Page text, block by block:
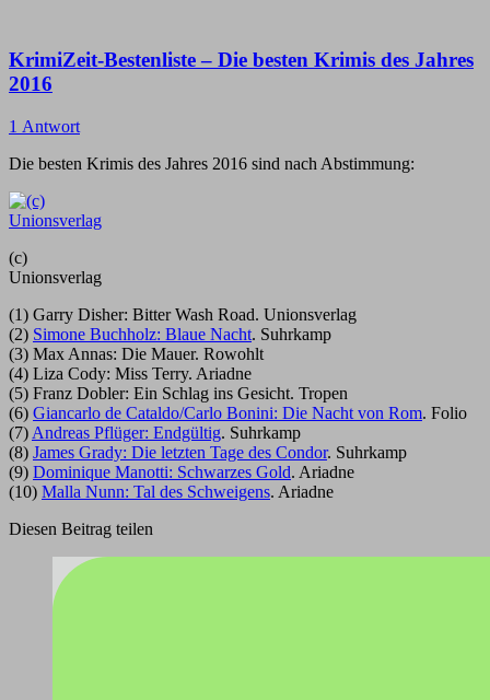
KrimiZeit-Bestenliste – Die besten Krimis des Jahres
2016
1 Antwort
Die besten Krimis des Jahres 2016 sind nach Abstimmung:
(c)
Unionsverlag
(1) Garry Disher: Bitter Wash Road. Unionsverlag
(2) Simone Buchholz: Blaue Nacht. Suhrkamp
(3) Max Annas: Die Mauer. Rowohlt
(4) Liza Cody: Miss Terry. Ariadne
(5) Franz Dobler: Ein Schlag ins Gesicht. Tropen
(6) Giancarlo de Cataldo/Carlo Bonini: Die Nacht von Rom. Folio
(7) Andreas Pflüger: Endgültig. Suhrkamp
(8) James Grady: Die letzten Tage des Condor. Suhrkamp
(9) Dominique Manotti: Schwarzes Gold. Ariadne
(10) Malla Nunn: Tal des Schweigens. Ariadne
Diesen Beitrag teilen